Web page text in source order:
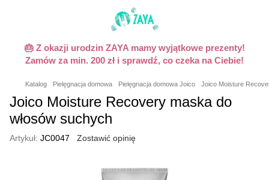
🎂 Z okazji urodzin ZAYA mamy wyjątkowe prezenty!
Zamów za min. 200 zł i sprawdź, co czeka na Ciebie!
Katalog Pielęgnacja domowa Pielęgnacja domowa Joico Joico Moisture
Joico Moisture Recovery maska do
włosów suchych
Artykuł: JC0047 Zostawić opinię